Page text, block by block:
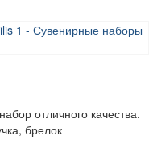
отличного качества.
брелок